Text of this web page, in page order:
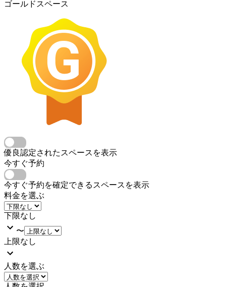
ゴールドスペース
優良認定されたスペースを表示
今すぐ予約
今すぐ予約を確定できるスペースを表示
料金を選ぶ
下限なし
〜
上限なし
人数を選ぶ